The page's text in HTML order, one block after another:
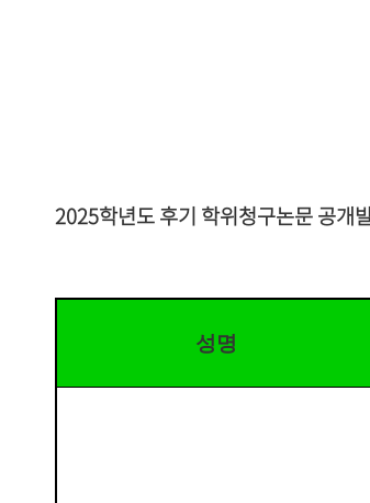
2025학년도 후기 학위청구논문 공개
성명